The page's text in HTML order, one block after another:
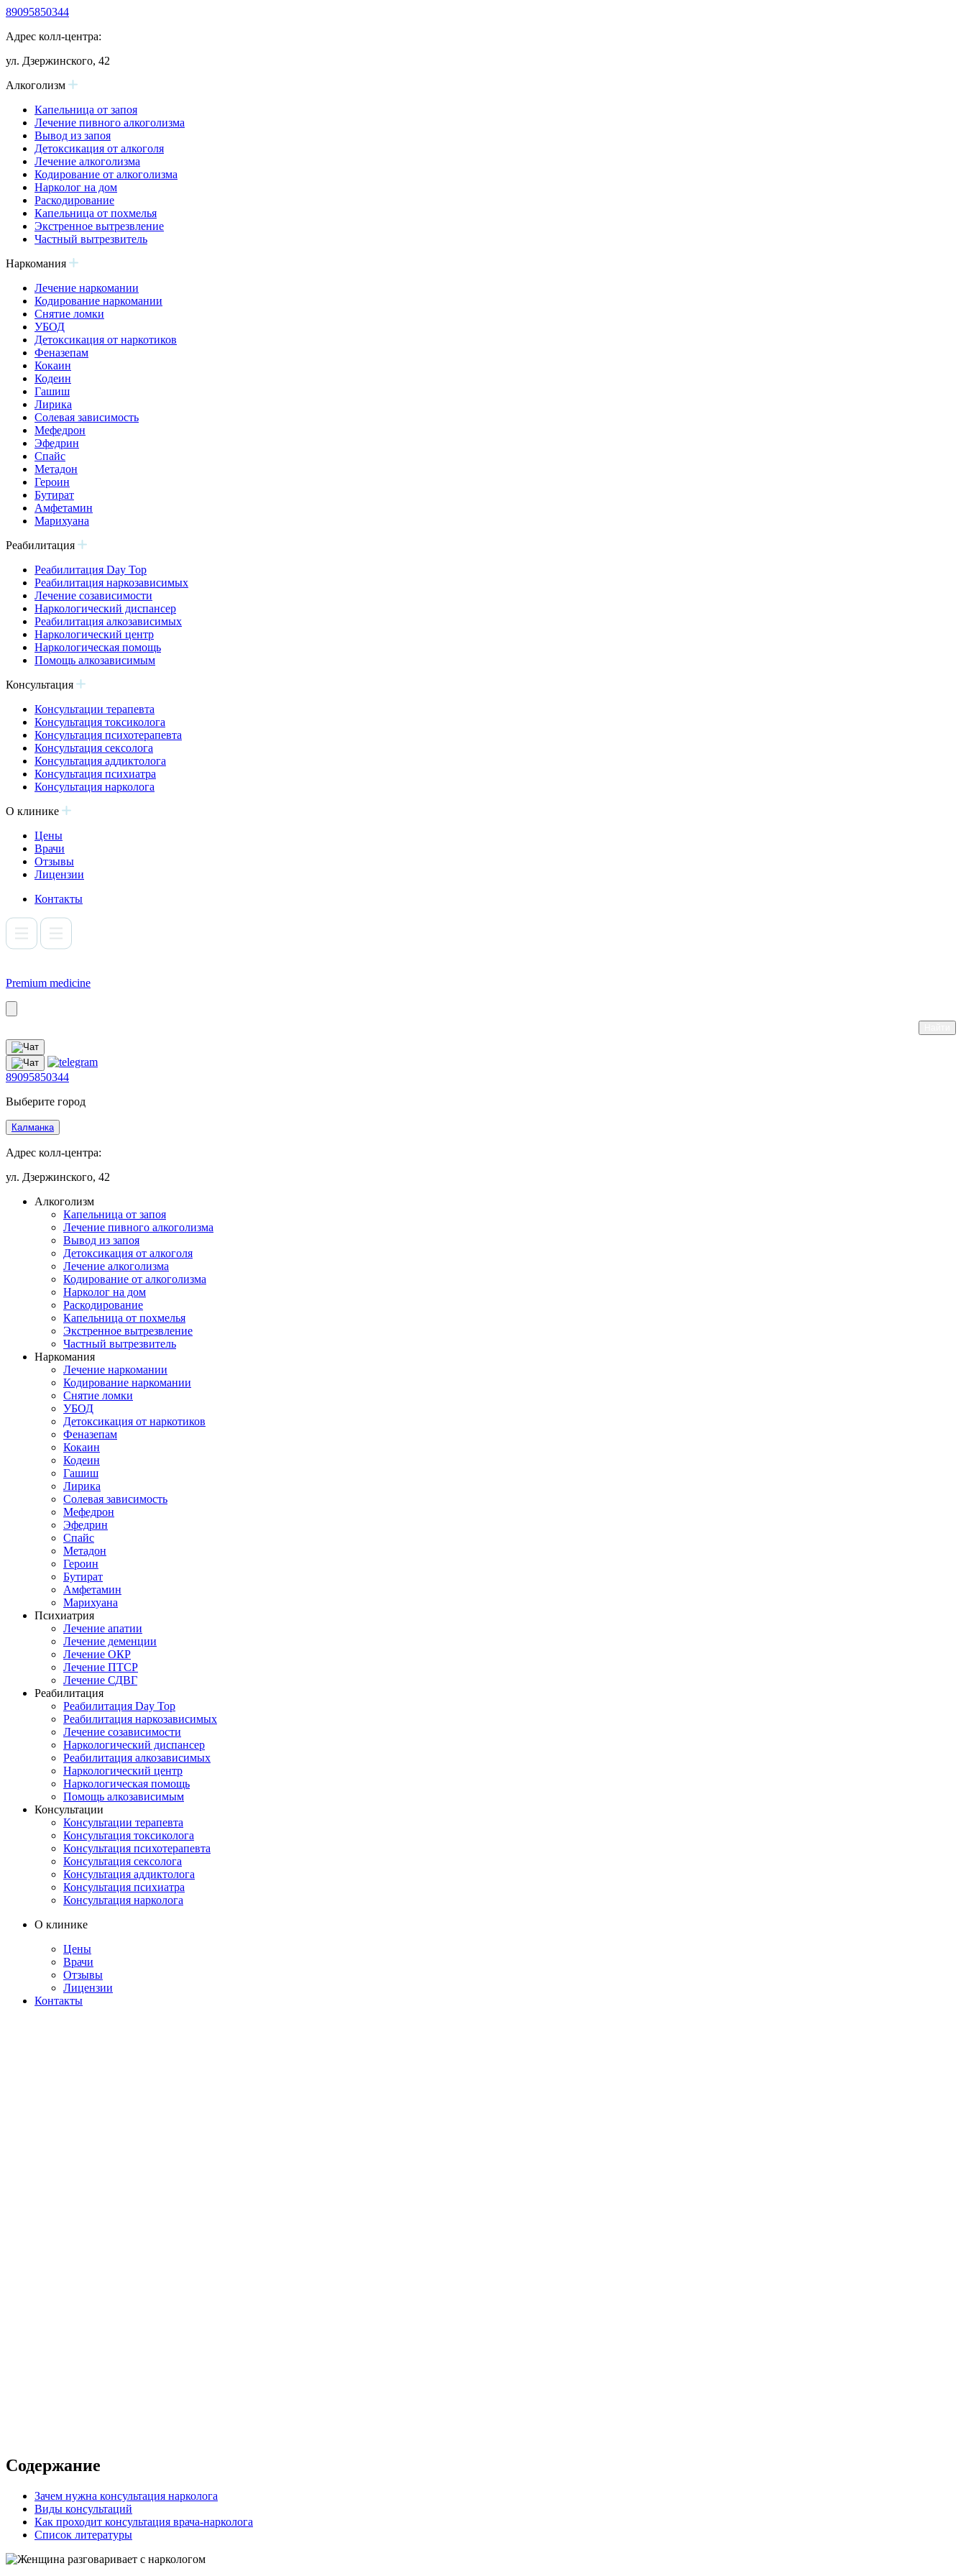
89095850344
Адрес колл-центра:
ул. Дзержинского, 42
Алкоголизм
Капельница от запоя
Лечение пивного алкоголизма
Вывод из запоя
Детоксикация от алкоголя
Лечение алкоголизма
Кодирование от алкоголизма
Нарколог на дом
Раскодирование
Капельница от похмелья
Экстренное вытрезвление
Частный вытрезвитель
Наркомания
Лечение наркомании
Кодирование наркомании
Снятие ломки
УБОД
Детоксикация от наркотиков
Феназепам
Кокаин
Кодеин
Гашиш
Лирика
Солевая зависимость
Мефедрон
Эфедрин
Спайс
Метадон
Героин
Бутират
Амфетамин
Марихуана
Реабилитация
Реабилитация Day Top
Реабилитация наркозависимых
Лечение созависимости
Наркологический диспансер
Реабилитация алкозависимых
Наркологический центр
Наркологическая помощь
Помощь алкозависимым
Консультация
Консультации терапевта
Консультация токсиколога
Консультация психотерапевта
Консультация сексолога
Консультация аддиктолога
Консультация психиатра
Консультация нарколога
О клинике
Цены
Врачи
Отзывы
Лицензии
Контакты
Premium medicine
89095850344
Выберите город
Калманка
Адрес колл-центра:
ул. Дзержинского, 42
Алкоголизм
Капельница от запоя
Лечение пивного алкоголизма
Вывод из запоя
Детоксикация от алкоголя
Лечение алкоголизма
Кодирование от алкоголизма
Нарколог на дом
Раскодирование
Капельница от похмелья
Экстренное вытрезвление
Частный вытрезвитель
Наркомания
Лечение наркомании
Кодирование наркомании
Снятие ломки
УБОД
Детоксикация от наркотиков
Феназепам
Кокаин
Кодеин
Гашиш
Лирика
Солевая зависимость
Мефедрон
Эфедрин
Спайс
Метадон
Героин
Бутират
Амфетамин
Марихуана
Психиатрия
Лечение апатии
Лечение деменции
Лечение ОКР
Лечение ПТСР
Лечение СДВГ
Реабилитация
Реабилитация Day Top
Реабилитация наркозависимых
Лечение созависимости
Наркологический диспансер
Реабилитация алкозависимых
Наркологический центр
Наркологическая помощь
Помощь алкозависимым
Консультации
Консультации терапевта
Консультация токсиколога
Консультация психотерапевта
Консультация сексолога
Консультация аддиктолога
Консультация психиатра
Консультация нарколога
О клинике
Цены
Врачи
Отзывы
Лицензии
Контакты
Содержание
Зачем нужна консультация нарколога
Виды консультаций
Как проходит консультация врача-нарколога
Список литературы